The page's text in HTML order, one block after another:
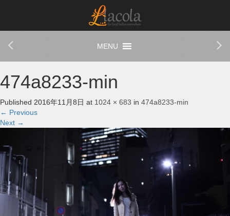
474a8233-min
Published 2016年11月8日 at 1024 × 683 in 474a8233-min
← Previous
Next →